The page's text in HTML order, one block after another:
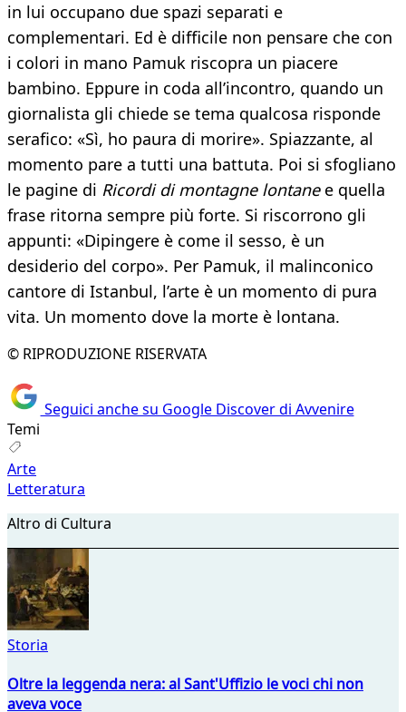
in lui occupano due spazi separati e
complementari. Ed è difficile non pensare che con
i colori in mano Pamuk riscopra un piacere
bambino. Eppure in coda all’incontro, quando un
giornalista gli chiede se tema qualcosa risponde
serafico: «Sì, ho paura di morire». Spiazzante, al
momento pare a tutti una battuta. Poi si sfogliano
le pagine di Ricordi di montagne lontanee quella
frase ritorna sempre più forte. Si riscorrono gli
appunti: «Dipingere è come il sesso, è un
desiderio del corpo». Per Pamuk, il malinconico
cantore di Istanbul, l’arte è un momento di pura
vita. Un momento dove la morte è lontana.
© RIPRODUZIONE RISERVATA
Seguici anche su Google Discover di Avvenire
Temi
Arte
Letteratura
Altro di Cultura
Storia
Oltre la leggenda nera: al Sant'Uffizio le voci chi non
aveva voce